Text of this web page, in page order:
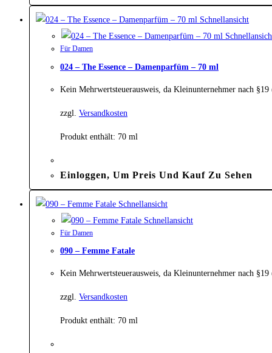
Schnellansicht
Für Damen
024 – The Essence – Damenparfüm – 70 ml
Kein Mehrwertsteuerausweis, da Kleinunternehmer nach
zzgl. Versandkosten
Produkt enthält: 70 ml
Einloggen, Um Preis Und Kauf Zu Sehen
Schnellansicht
Schnellansicht
Für Damen
090 – Femme Fatale
Kein Mehrwertsteuerausweis, da Kleinunternehmer nach
zzgl. Versandkosten
Produkt enthält: 70 ml